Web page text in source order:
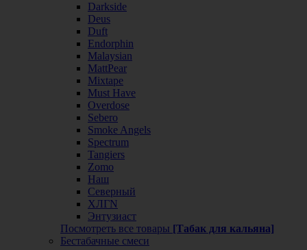
Darkside
Deus
Duft
Endorphin
Malaysian
MattPear
Mixtape
Must Have
Overdose
Sebero
Smoke Angels
Spectrum
Tangiers
Zomo
Наш
Северный
ХЛГN
Энтузиаст
Посмотреть все товары [Табак для кальяна]
Бестабачные смеси